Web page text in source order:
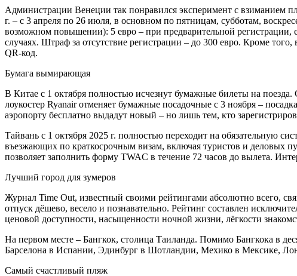
Администрации Венеции так понравился эксперимент с взиманием
г. – с 3 апреля по 26 июля, в основном по пятницам, субботам,
возможном повышении): 5 евро – при предварительной регистрации,
случаях. Штраф за отсутствие регистрации – до 300 евро. Кроме того,
QR-код.
Бумага вымирающая
В Китае с 1 октября полностью исчезнут бумажные билеты на
лоукостер Ryanair отменяет бумажные посадочные с 3 ноября –
аэропорту бесплатно выдадут новый – но лишь тем, кто
Тайвань с 1 октября 2025 г. полностью переходит на обязательную
въезжающих по краткосрочным визам, включая туристов и деловых
позволяет заполнить форму TWAC в течение 72 часов до вылета.
Лучший город для зумеров
Журнал Time Out, известный своими рейтингами абсолютно всего,
отпуск дёшево, весело и познавательно. Рейтинг составлен
ценовой доступности, насыщенности ночной жизни, лёгкости
На первом месте – Бангкок, столица Таиланда. Помимо Бангкока
Барселона в Испании, Эдинбург в Шотландии, Мехико в Мексике,
Самый счастливый пляж